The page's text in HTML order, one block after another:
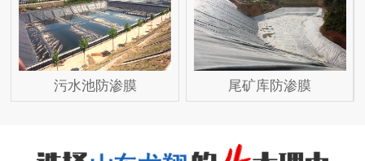
污水池防渗膜 尾矿库防渗膜